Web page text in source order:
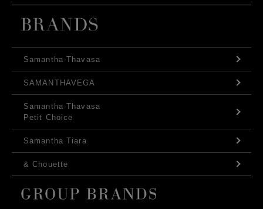
Samantha Thavasa
SAMANTHAVEGA
Samantha Thavasa
Petit Choice
Samantha Tiara
& Chouette